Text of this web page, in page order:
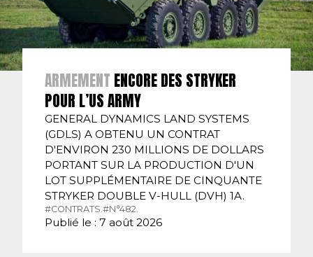
ARMEMENT ENCORE DES STRYKER
POUR L’US ARMY
GENERAL DYNAMICS LAND SYSTEMS
(GDLS) A OBTENU UN CONTRAT
D'ENVIRON 230 MILLIONS DE DOLLARS
PORTANT SUR LA PRODUCTION D'UN
LOT SUPPLÉMENTAIRE DE CINQUANTE
STRYKER DOUBLE V-HULL (DVH) 1A.
#CONTRATS.#N°482.
Publié le : 7 août 2026